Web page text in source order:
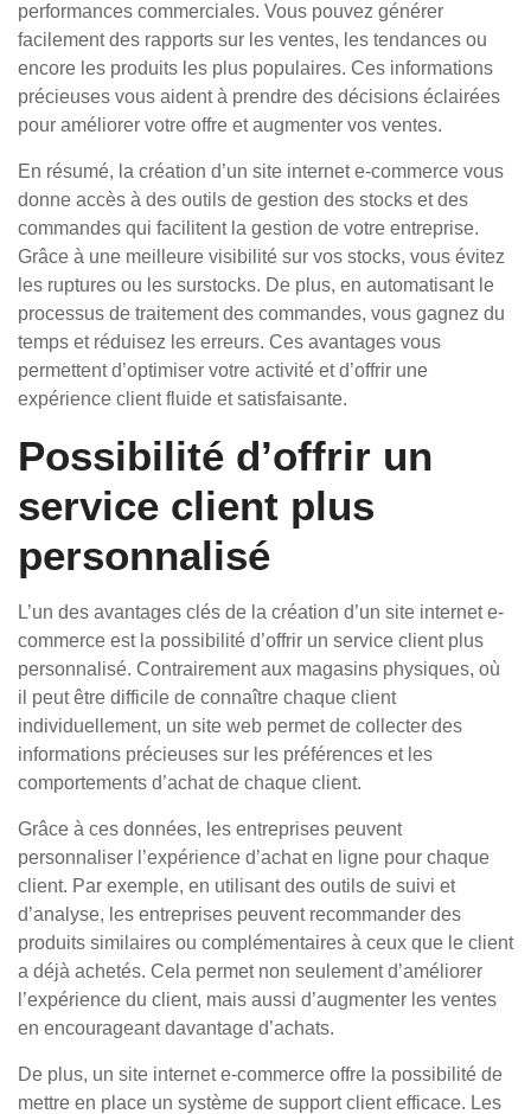
performances commerciales. Vous pouvez générer
facilement des rapports sur les ventes, les tendances ou
encore les produits les plus populaires. Ces informations
précieuses vous aident à prendre des décisions éclairées
pour améliorer votre offre et augmenter vos ventes.
En résumé, la création d’un site internet e-commerce vous
donne accès à des outils de gestion des stocks et des
commandes qui facilitent la gestion de votre entreprise.
Grâce à une meilleure visibilité sur vos stocks, vous évitez
les ruptures ou les surstocks. De plus, en automatisant le
processus de traitement des commandes, vous gagnez du
temps et réduisez les erreurs. Ces avantages vous
permettent d’optimiser votre activité et d’offrir une
expérience client fluide et satisfaisante.
Possibilité d’offrir un
service client plus
personnalisé
L’un des avantages clés de la création d’un site internet e-
commerce est la possibilité d’offrir un service client plus
personnalisé. Contrairement aux magasins physiques, où
il peut être difficile de connaître chaque client
individuellement, un site web permet de collecter des
informations précieuses sur les préférences et les
comportements d’achat de chaque client.
Grâce à ces données, les entreprises peuvent
personnaliser l’expérience d’achat en ligne pour chaque
client. Par exemple, en utilisant des outils de suivi et
d’analyse, les entreprises peuvent recommander des
produits similaires ou complémentaires à ceux que le client
a déjà achetés. Cela permet non seulement d’améliorer
l’expérience du client, mais aussi d’augmenter les ventes
en encourageant davantage d’achats.
De plus, un site internet e-commerce offre la possibilité de
mettre en place un système de support client efficace. Les